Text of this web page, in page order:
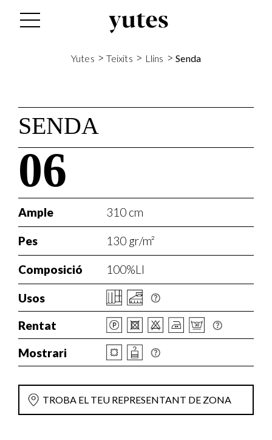
Yutes >Teixits > Llins >Senda
SENDA
06
Ample 310 cm
Pes 130 gr/m²
Composició 100%LI
Usos
Rentat
Mostrari
TROBA EL TEU REPRESENTANT DE ZONA